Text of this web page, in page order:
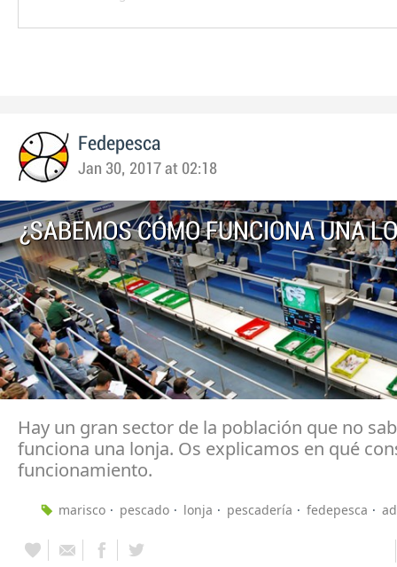
Fedepesca
Jan 30, 2017 at 02:18
¿SABEMOS CÓMO FUNCIONA UNA
Hay un gran sector de la población que no
funciona una lonja. Os explicamos en qué
funcionamiento.
marisco pescado lonja pescadería fedepesca